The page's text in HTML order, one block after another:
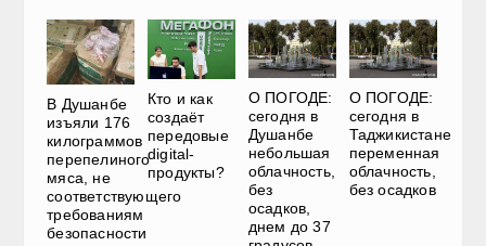
В Душанбе
изъяли 176
килограммов
перепелиного
мяса, не
соответствующего
требованиям
безопасности
Кто и как
создаёт
передовые
digital-
продукты?
О ПОГОДЕ:
сегодня в
Душанбе
небольшая
облачность,
без
осадков,
днем до 37
О ПОГОДЕ:
сегодня в
Таджикистане
переменная
облачность,
без осадков